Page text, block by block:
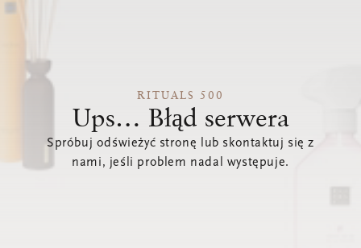
RITUALS 500
Ups… Błąd serwera
Spróbuj odświeżyć stronę lub skontaktuj się z
nami, jeśli problem nadal występuje.